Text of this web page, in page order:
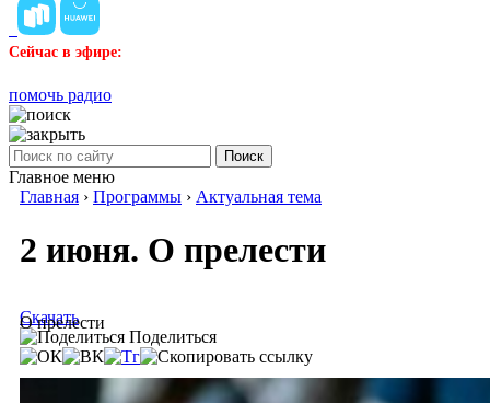
Сейчас в эфире:
помочь радио
Поиск
Главное меню
Главная › Программы › Актуальная тема
2 июня. О прелести
О прелести
Скачать
Поделиться